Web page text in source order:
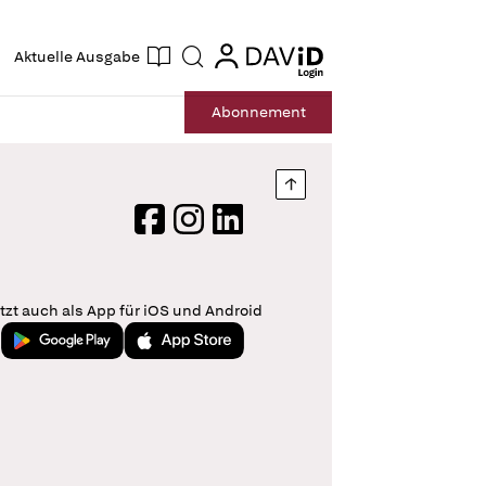
Aktuelle Ausgabe Suche login
login
Abonnement
Nach oben springen
FacebookInstagram
LinkedIn
auch als App für iOS und Android
Jetzt bei Google PlayLaden im App Store